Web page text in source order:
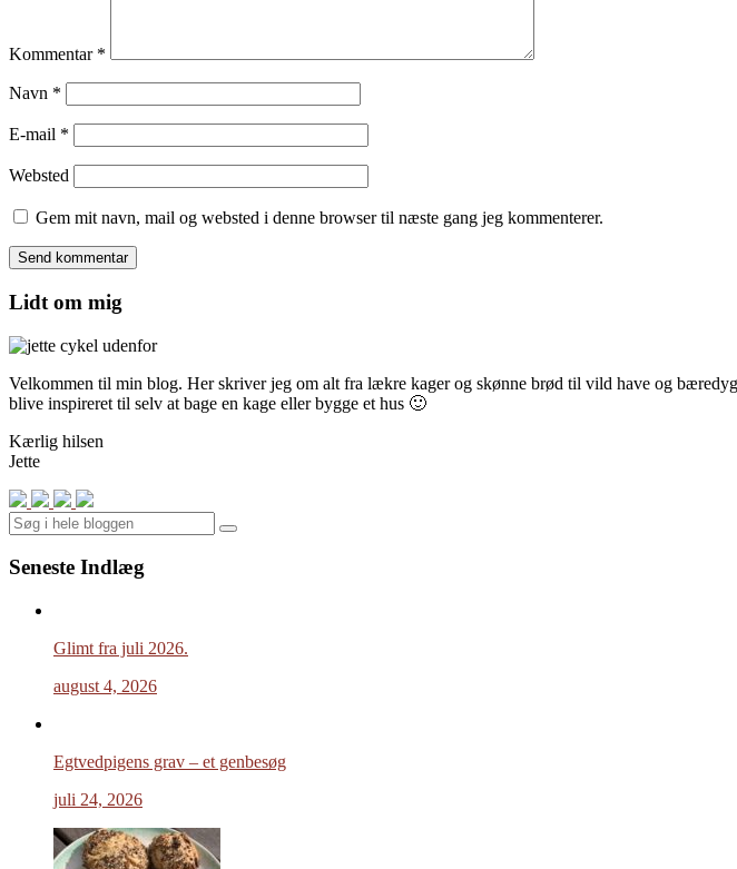
Kommentar *
Navn *
E-mail *
Websted
Gem mit navn, mail og websted i denne browser til næste gang jeg kommenterer.
Lidt om mig
Velkommen til min blog. Her skriver jeg om alt fra lækre kager og skønne brød til vild have og
blive inspireret til selv at bage en kage eller bygge et hus 🙂
Kærlig hilsen
Jette
Search
Seneste Indlæg
Glimt fra juli 2026.
august 4, 2026
Egtvedpigens grav – et genbesøg
juli 24, 2026